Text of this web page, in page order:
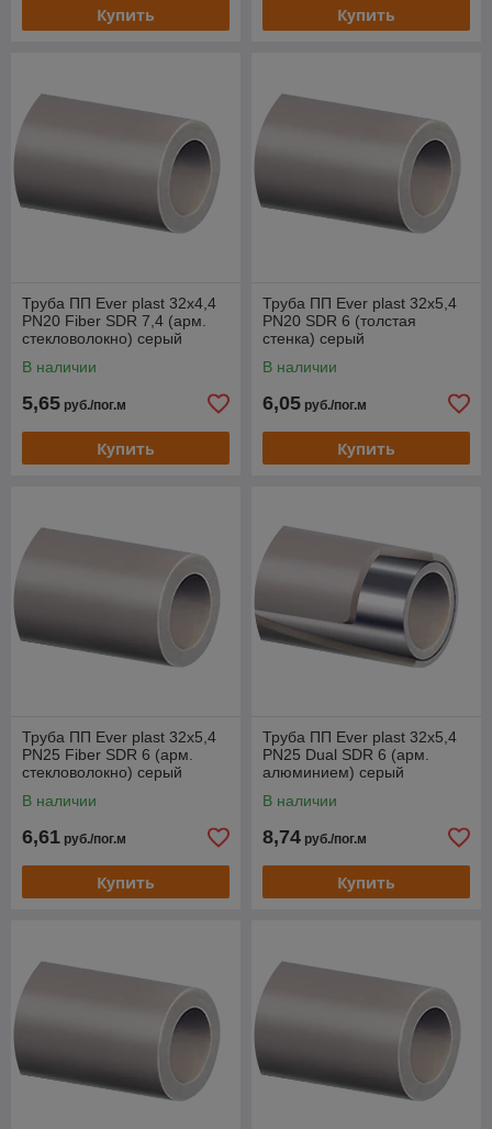
Купить Купить
Труба ПП Ever plast 32x4,4
PN20 Fiber SDR 7,4 (арм.
стекловолокно) серый
В наличии
5,65 руб./пог.м
Купить
Труба ПП Ever plast 32x5,4
PN20 SDR 6 (толстая
стенка) серый
В наличии
6,05 руб./пог.м
Купить
Труба ПП Ever plast 32x5,4
PN25 Fiber SDR 6 (арм.
стекловолокно) серый
В наличии
6,61 руб./пог.м
Купить
Труба ПП Ever plast 32x5,4
PN25 Dual SDR 6 (арм.
алюминием) серый
В наличии
8,74 руб./пог.м
Купить